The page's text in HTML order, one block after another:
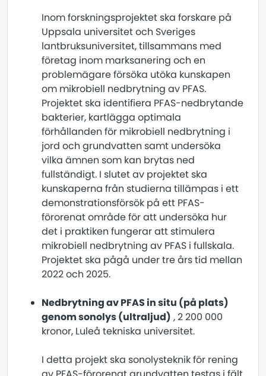
Inom forskningsprojektet ska forskare på
Uppsala universitet och Sveriges
lantbruksuniversitet, tillsammans med
företag inom marksanering och en
problemägare försöka utöka kunskapen
om mikrobiell nedbrytning av PFAS.
Projektet ska identifiera PFAS-nedbrytande
bakterier, kartlägga optimala
förhållanden för mikrobiell nedbrytning i
jord och grundvatten samt undersöka
vilka ämnen som kan brytas ned
fullständigt. I slutet av projektet ska
kunskaperna från studierna tillämpas i ett
demonstrationsförsök på ett PFAS-
förorenat område för att undersöka hur
det i praktiken fungerar att stimulera
mikrobiell nedbrytning av PFAS i fullskala.
Projektet ska pågå under tre års tid mellan
2022 och 2025.
Nedbrytning av PFAS in situ (på plats)
genom sonolys (ultraljud) , 2 200 000
kronor, Luleå tekniska universitet.
I detta projekt ska sonolysteknik för rening